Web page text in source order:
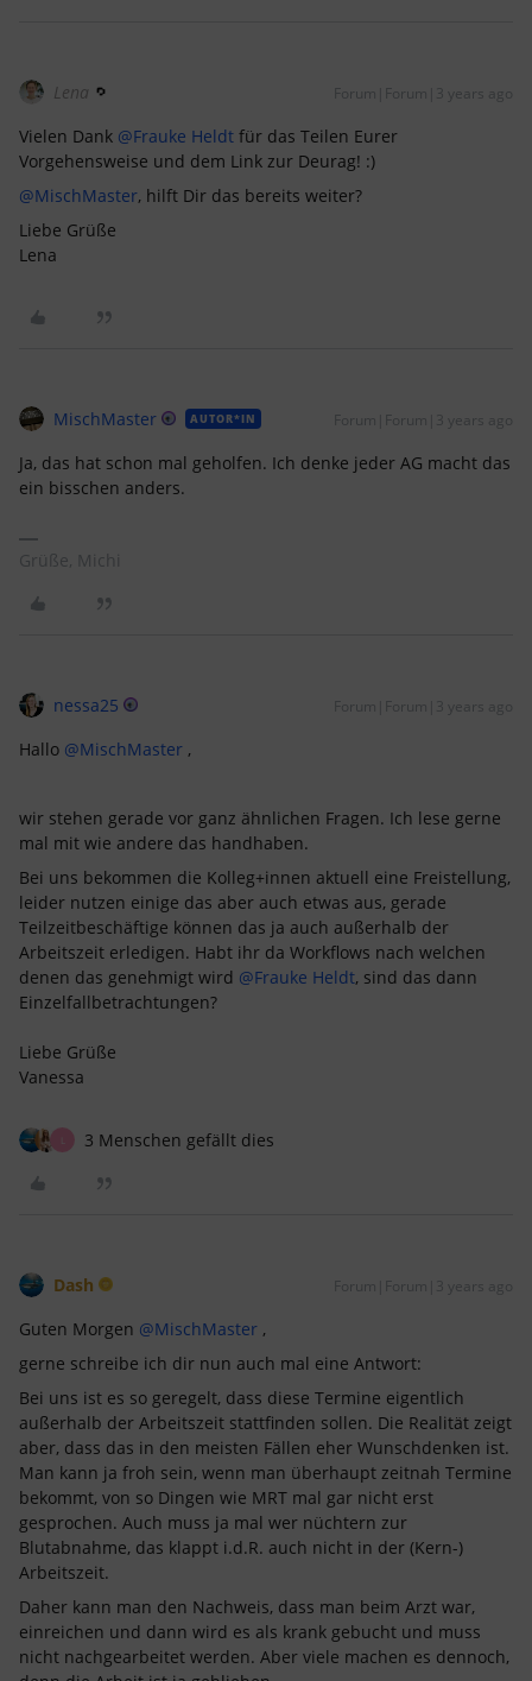
Lena Forum|Forum|3 years ago
Vielen Dank @Frauke Heldt für das Teilen Eurer
Vorgehensweise und dem Link zur Deurag! :)
@MischMaster, hilft Dir das bereits weiter?
Liebe Grüße
Lena
MischMaster AUTOR*IN Forum|Forum|3 years ago
Ja, das hat schon mal geholfen. Ich denke jeder AG macht das
ein bisschen anders.
Grüße, Michi
nessa25 Forum|Forum|3 years ago
Hallo @MischMaster ,
wir stehen gerade vor ganz ähnlichen Fragen. Ich lese gerne
mal mit wie andere das handhaben.
Bei uns bekommen die Kolleg+innen aktuell eine Freistellung,
leider nutzen einige das aber auch etwas aus, gerade
Teilzeitbeschäftige können das ja auch außerhalb der
Arbeitszeit erledigen. Habt ihr da Workflows nach welchen
denen das genehmigt wird @Frauke Heldt, sind das dann
Einzelfallbetrachtungen?
Liebe Grüße
Vanessa
3 Menschen gefällt dies
Dash Forum|Forum|3 years ago
Guten Morgen @MischMaster ,
gerne schreibe ich dir nun auch mal eine Antwort:
Bei uns ist es so geregelt, dass diese Termine eigentlich
außerhalb der Arbeitszeit stattfinden sollen. Die Realität zeigt
aber, dass das in den meisten Fällen eher Wunschdenken ist.
Man kann ja froh sein, wenn man überhaupt zeitnah Termine
bekommt, von so Dingen wie MRT mal gar nicht erst
gesprochen. Auch muss ja mal wer nüchtern zur
Blutabnahme, das klappt i.d.R. auch nicht in der (Kern-)
Arbeitszeit.
Daher kann man den Nachweis, dass man beim Arzt war,
einreichen und dann wird es als krank gebucht und muss
nicht nachgearbeitet werden. Aber viele machen es dennoch,